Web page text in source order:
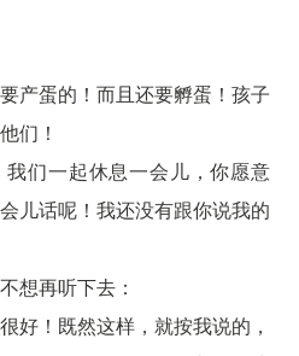
蛋的！而且还要孵蛋！孩子
们！
们一起休息一会儿，你愿意
儿话呢！我还没有跟你说我的
想再听下去：
！既然这样，就按我说的，